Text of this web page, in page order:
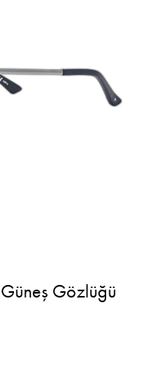
Gözlüğü